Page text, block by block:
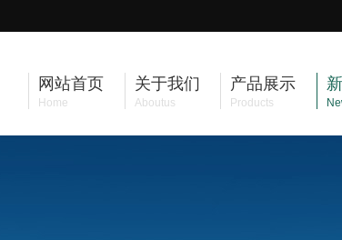
网站首页
Home
关于我们
Aboutus
产品展示
Products